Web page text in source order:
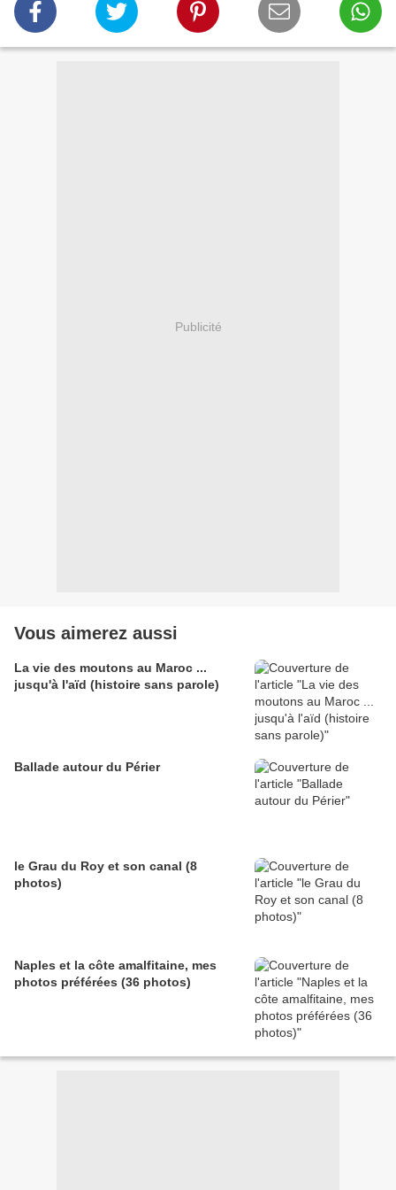
Publicité
Vous aimerez aussi
La vie des moutons au Maroc ...
jusqu'à l'aïd (histoire sans parole)
Ballade autour du Périer
le Grau du Roy et son canal (8
photos)
Naples et la côte amalfitaine, mes
photos préférées (36 photos)